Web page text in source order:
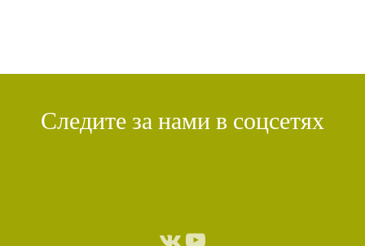
Следите за нами в соцсетях